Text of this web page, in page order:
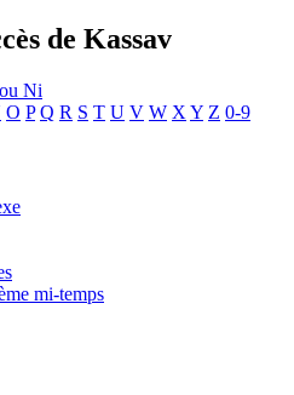
de Kassav
Ni
O P Q R S T U V W X Y Z 0-9
mi-temps